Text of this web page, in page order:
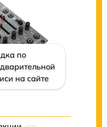
по
на сайте